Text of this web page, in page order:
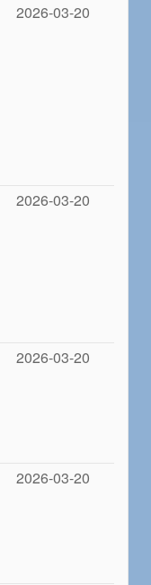
2026-03-20
2026-03-20
2026-03-20
2026-03-20